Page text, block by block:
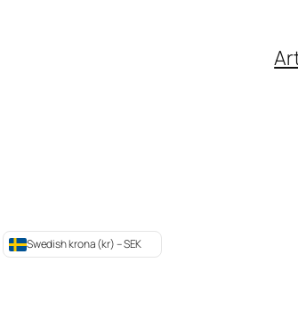
Swedish krona (kr) – SEK